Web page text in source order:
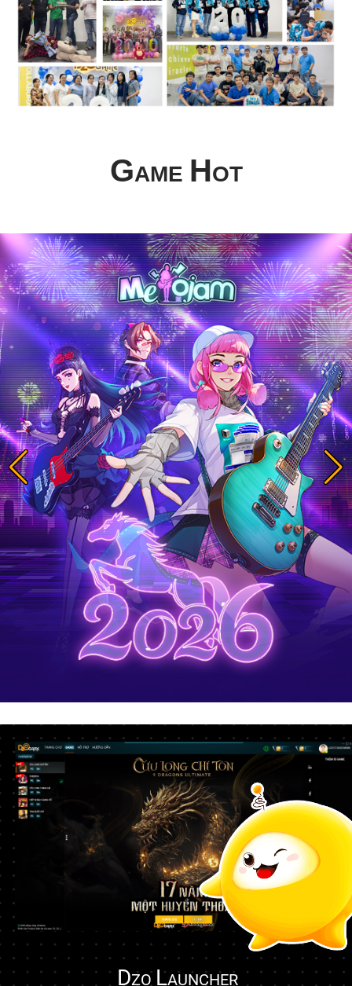
VỀCHÚNGTÔI
Công ty chúng tôi được thành lập từ năm 2004 với
Nam. Từ năm 2018 chúng tôi đổi tên thành DzoGame.
tôi phát hành rất nhiều game tại thị trường Việt Nam, một
công và ghi nhiều dấu ấn với cộng đồng game thủ Việt
và TS Online.
Xem Thêm +
GAME HOT